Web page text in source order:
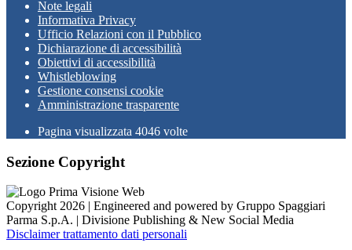
Note legali
Informativa Privacy
Ufficio Relazioni con il Pubblico
Dichiarazione di accessibilità
Obiettivi di accessibilità
Whistleblowing
Gestione consensi cookie
Amministrazione trasparente
Pagina visualizzata 4046 volte
Sezione Copyright
Copyright 2026 | Engineered and powered by Gruppo Spaggiari
Parma S.p.A. | Divisione Publishing & New Social Media
Disclaimer trattamento dati personali